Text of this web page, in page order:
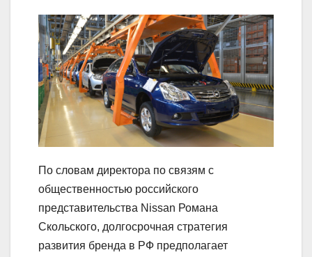
По словам директора по связям с
общественностью российского
представительства Nissan Романа
Скольского, долгосрочная стратегия
развития бренда в РФ предполагает